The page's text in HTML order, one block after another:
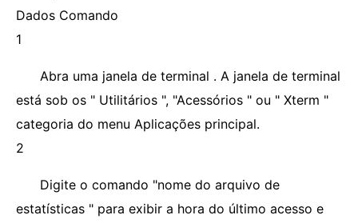
Dados Comando
1
Abra uma janela de terminal . A janela de terminal
está sob os " Utilitários ", "Acessórios " ou " Xterm "
categoria do menu Aplicações principal.
2
Digite o comando "nome do arquivo de
estatísticas " para exibir a hora do último acesso e